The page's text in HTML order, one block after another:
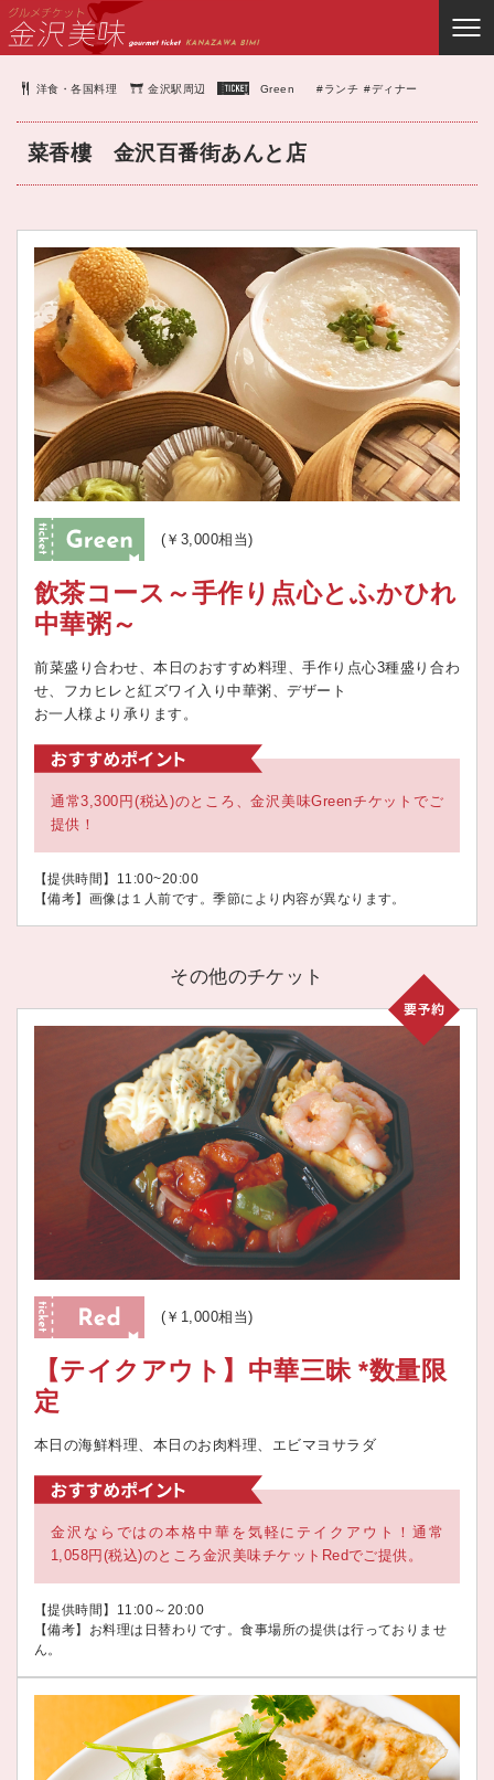
洋食・各国料理 金沢駅周辺 Green #ランチ #ディナー
菜香樓 金沢百番街あんと店
(￥3,000相当)
飲茶コース～手作り点心とふかひれ
中華粥～
前菜盛り合わせ、本日のおすすめ料理、手作り点心3種盛り合わ
せ、フカヒレと紅ズワイ入り中華粥、デザート
お一人様より承ります。
通常3,300円(税込)のところ、金沢美味Greenチケットでご
提供！
【提供時間】11:00~20:00
【備考】画像は１人前です。季節により内容が異なります。
その他のチケット
(￥1,000相当)
【テイクアウト】中華三昧 *数量限
定
本日の海鮮料理、本日のお肉料理、エビマヨサラダ
金沢ならではの本格中華を気軽にテイクアウト！通常
1,058円(税込)のところ金沢美味チケットRedでご提供。
【提供時間】11:00～20:00
【備考】お料理は日替わりです。食事場所の提供は行っておりませ
ん。